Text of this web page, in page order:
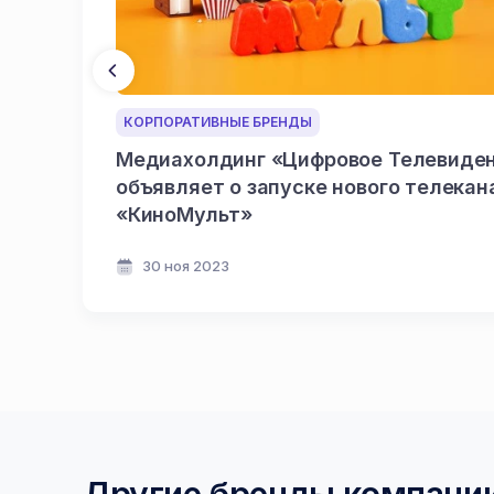
КОРПОРАТИВНЫЕ БРЕНДЫ
Медиахолдинг «Цифровое
объявляет о запуске нового
«КиноМульт»
30 ноя 2023